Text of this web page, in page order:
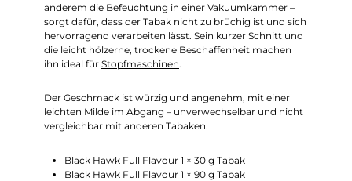
anderem die Befeuchtung in einer Vakuumkammer –
sorgt dafür, dass der Tabak nicht zu brüchig ist und sich
hervorragend verarbeiten lässt. Sein kurzer Schnitt und
die leicht hölzerne, trockene Beschaffenheit machen
ihn ideal für Stopfmaschinen.
Der Geschmack ist würzig und angenehm, mit einer
leichten Milde im Abgang – unverwechselbar und nicht
vergleichbar mit anderen Tabaken.
Black Hawk Full Flavour 1 × 30 g Tabak
Black Hawk Full Flavour 1 × 90 g Tabak